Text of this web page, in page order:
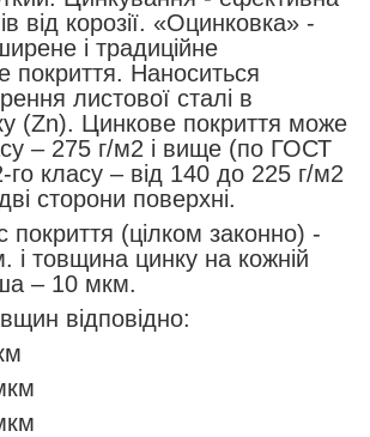
від корозії. «Оцинковка» -
і традиційне
покриття. Наноситься
листової сталі в
(Zn). Цинкове покриття може
– 275 г/м2 і вище (по ГОСТ
го класу – від 140 до 225 г/м2
сторони поверхні.
покриття (цілком законно) -
і товщина цинку на кожній
– 10 мкм.
відповідно: